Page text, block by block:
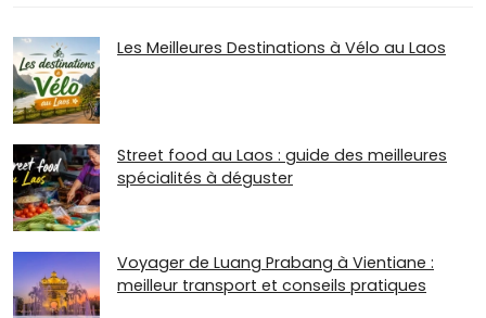
Les Meilleures Destinations à Vélo au Laos
Street food au Laos : guide des meilleures
spécialités à déguster
Voyager de Luang Prabang à Vientiane :
meilleur transport et conseils pratiques